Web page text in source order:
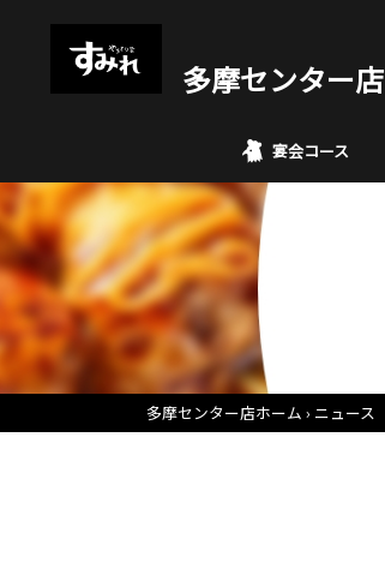
多摩センター店
宴会コース
多摩センター店ホーム ニュース